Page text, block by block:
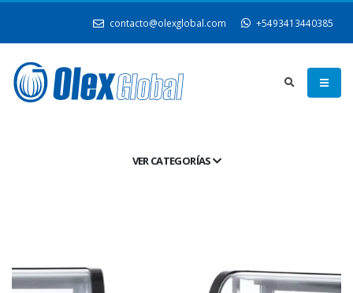
contacto@olexglobal.com +5493413440385
VER CATEGORÍAS